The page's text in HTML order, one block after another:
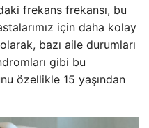
frekans frekansı, bu
için daha kolay
bazı aile durumları
gibi bu
özellikle 15 yaşından